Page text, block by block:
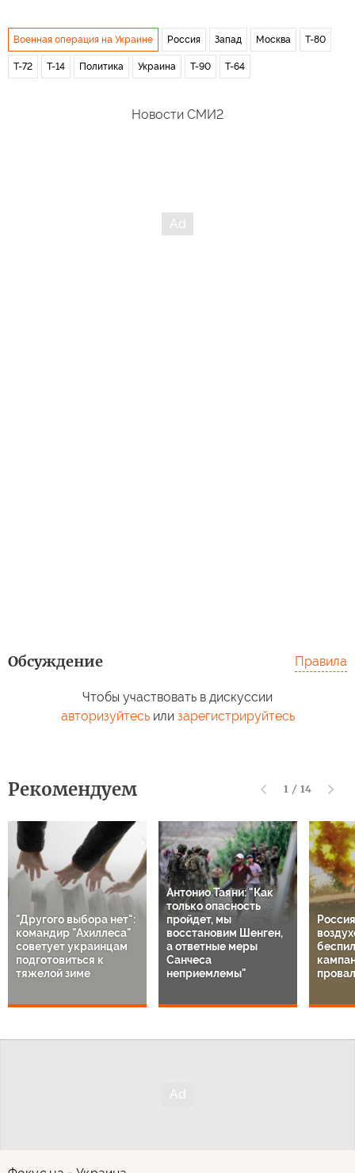
Военная операция на Украине Россия Запад Москва Т-80
Т-72 Т-14 Политика Украина Т-90 Т-64
Новости СМИ2
Обсуждение Правила
Чтобы участвовать в дискуссии
авторизуйтесьили зарегистрируйтесь
Рекомендуем 1 / 14
"Другого выбора нет":
командир "Ахиллеса"
советует украинцам
подготовиться к
тяжелой зиме
Антонио Таяни: "Как
только опасность
пройдет, мы
восстановим Шенген,
а ответные меры
Санчеса
неприемлемы"